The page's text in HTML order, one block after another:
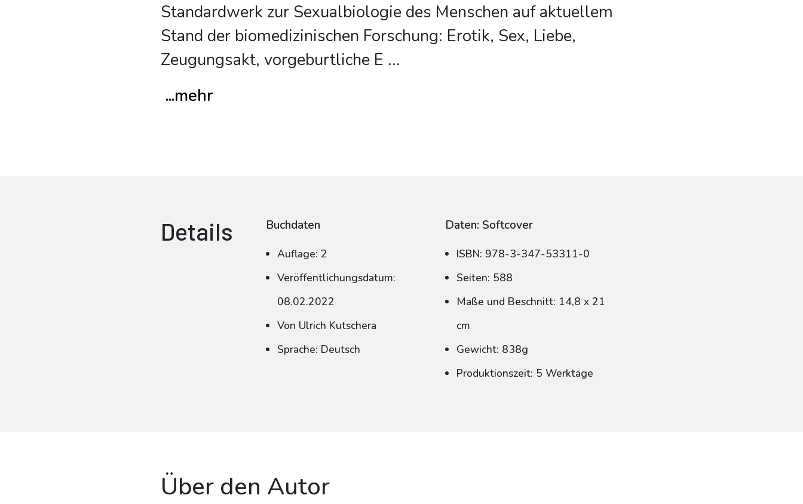
Standardwerk zur Sexualbiologie des Menschen auf aktuellem
Stand der biomedizinischen Forschung: Erotik, Sex, Liebe,
Zeugungsakt, vorgeburtliche E ...
...mehr
Details Buchdaten
Auflage: 2
Veröffentlichungsdatum:
08.02.2022
Von Ulrich Kutschera
Sprache: Deutsch
Daten: Softcover
ISBN: 978-3-347-53311-0
Seiten: 588
Maße und Beschnitt: 14,8 x 21
cm
Gewicht: 838g
Produktionszeit: 5 Werktage
Über den Autor